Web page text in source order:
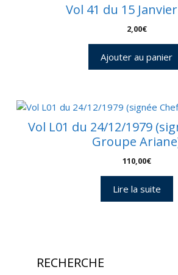
Vol 41 du 15
2,00€
Ajouter au panier
Vol L01 du 24/12/1979
Groupe
110,00€
Lire la suite
RECHERCHE